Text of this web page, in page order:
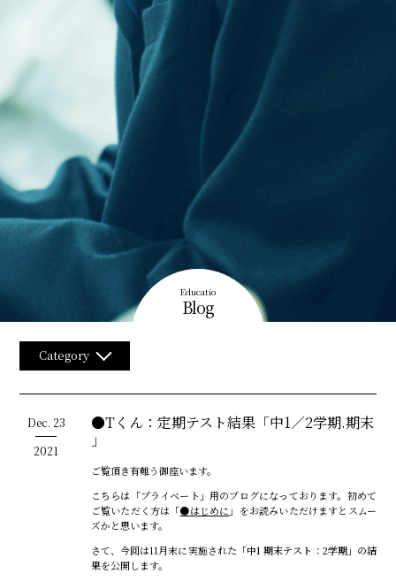
Educatio
Blog
Category
Dec. 23
2021
●Tくん：定期テスト結果「中1／2学期.期末
」
ご覧頂き有難う御座います。
こちらは「プライベート」用のブログになっております。初めて
ご覧いただく方は「●はじめに 」をお読みいただけますとスムー
ズかと思います。
さて、今回は11月末に実施された 「中1 期末テスト：2学期」の結
果を公開します。